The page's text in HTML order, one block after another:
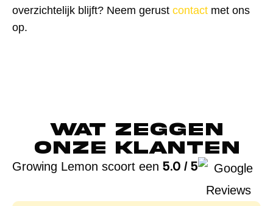
overzichtelijk blijft? Neem gerust contact met ons
op.
Wat zeggen
onze klanten
Growing Lemon scoort een 5.0 / 5